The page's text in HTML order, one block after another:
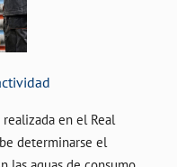
en el Real
determinarse el